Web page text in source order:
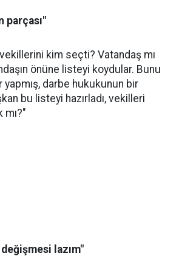
parçası"
kim seçti? Vatandaş mı
önüne listeyi koydular. Bunu
darbe hukukunun bir
bu listeyi hazırladı, vekilleri
mı?"
değişmesi lazım"